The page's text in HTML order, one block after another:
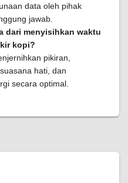
data oleh pihak
jawab.
dari menyisihkan waktu
kopi?
pikiran,
hati, dan
secara optimal.